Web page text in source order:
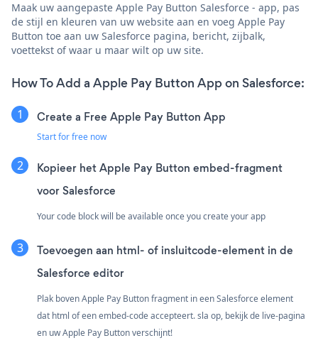
Maak uw aangepaste Apple Pay Button Salesforce - app, pas
de stijl en kleuren van uw website aan en voeg Apple Pay
Button toe aan uw Salesforce pagina, bericht, zijbalk,
voettekst of waar u maar wilt op uw site.
How To Add a Apple Pay Button App on Salesforce:
Create a Free Apple Pay Button App
Start for free now
Kopieer het Apple Pay Button embed-fragment
voor Salesforce
Your code block will be available once you create your app
Toevoegen aan html- of insluitcode-element in de
Salesforce editor
Plak boven Apple Pay Button fragment in een Salesforce element
dat html of een embed-code accepteert. sla op, bekijk de live-pagina
en uw Apple Pay Button verschijnt!